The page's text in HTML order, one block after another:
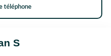
S
téléphone